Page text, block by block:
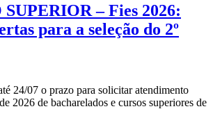
– Fies 2026:
para a seleção do 2º